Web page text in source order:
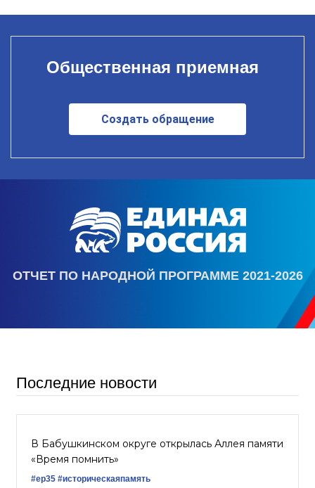
Общественная приемная
Создать обращение
ОТЧЕТ ПО НАРОДНОЙ ПРОГРАММЕ 2021-2026
Последние новости
В Бабушкинском округе открылась Аллея памяти
«Время помнить»
#ер35 #историческаяпамять